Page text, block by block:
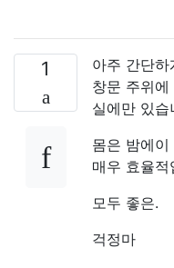
1
아주 간단
창문 주위
실에만 있습
몸은 밤에
매우 효율적
모두 좋은.
걱정마